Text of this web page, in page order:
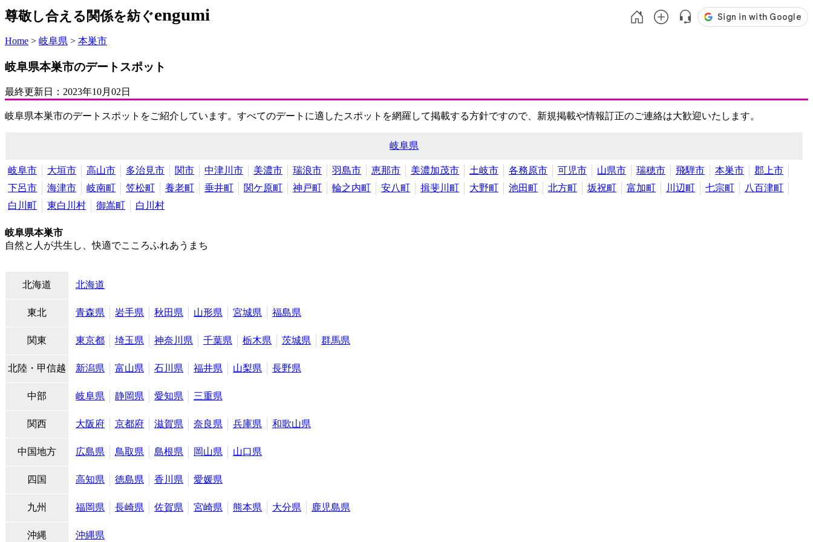
尊敬し合える関係を紡ぐengumi
Home > 岐阜県 > 本巣市
岐阜県本巣市のデートスポット
最終更新日： 2023年10月02日
岐阜県本巣市のデートスポットをご紹介しています。すべてのデートに適したスポットを網羅して掲載する方針ですので、新規掲載や情報訂正のご連絡は大歓迎いたします。
岐阜県
岐阜市 大垣市 高山市 多治見市 関市 中津川市 美濃市 瑞浪市 羽島市 恵那市 美濃加茂市 土岐市 各務原市 可児市 山県市 瑞穂市 飛騨市 本巣市
郡上市
下呂市
海津市 岐南町 笠松町 養老町 垂井町 関ケ原町 神戸町 輪之内町 安八町 揖斐川町 大野町 池田町 北方町 坂祝町 富加町 川辺町 七宗町
八百津町
白川町
東白川村 御嵩町 白川村
岐阜県本巣市
自然と人が共生し、快適でこころふれあうまち
北海道 北海道
東北 青森県 岩手県 秋田県 山形県 宮城県 福島県
関東 東京都 埼玉県 神奈川県 千葉県 栃木県 茨城県 群馬県
北陸・甲信越 新潟県 富山県 石川県 福井県 山梨県 長野県
中部 岐阜県 静岡県 愛知県 三重県
関西 大阪府 京都府 滋賀県 奈良県 兵庫県 和歌山県
中国地方 広島県 鳥取県 島根県 岡山県 山口県
四国 高知県 徳島県 香川県 愛媛県
九州 福岡県 長崎県 佐賀県 宮崎県 熊本県 大分県 鹿児島県
沖縄 沖縄県